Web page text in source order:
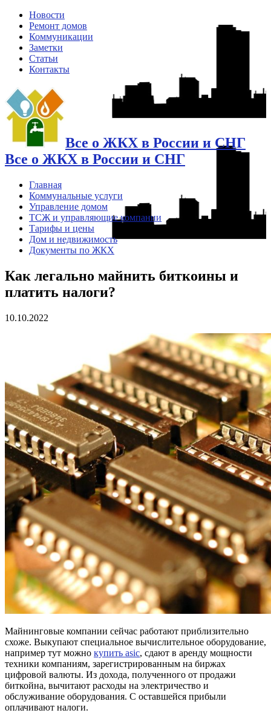
Новости
Ремонт домов
Коммуникации
Заметки
Статьи
Контакты
Все о ЖКХ в России и СНГ
Все о ЖКХ в России и СНГ
Главная
Коммунальные услуги
Управление домом
ТСЖ и управляющие компании
Тарифы и цены
Дом и недвижимость
Документы по ЖКХ
Как легально майнить биткоины и
платить налоги?
10.10.2022
Майнинговые компании сейчас работают приблизительно
схоже. Выкупают специальное вычислительное оборудование,
например тут можно купить asic, сдают в аренду мощности
техники компаниям, зарегистрированным на биржах
цифровой валюты. Из дохода, полученного от продажи
биткойна, вычитают расходы на электричество и
обслуживание оборудования. С оставшейся прибыли
оплачивают налоги.